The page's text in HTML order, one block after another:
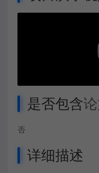
是否包含
否
详细描述